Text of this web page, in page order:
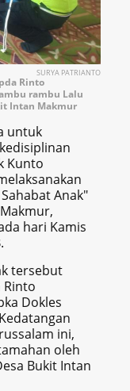
SURYA PATRIANTO
Rinto
rambu Lalu
Intan Makmur
untuk
Kunto
Anak"
hari Kamis
tersebut
Rinto
Dokles
ini,
oleh
Bukit Intan